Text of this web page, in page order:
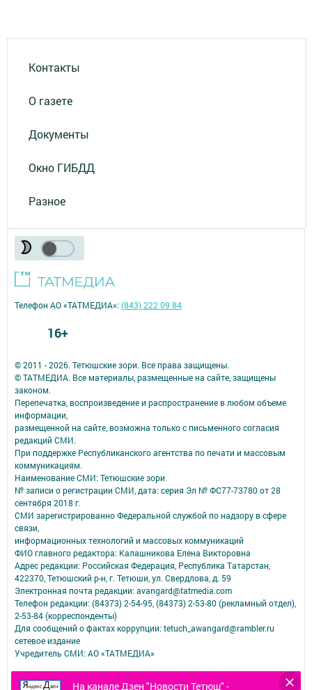
Контакты
О газете
Документы
Окно ГИБДД
Разное
На канале Дзен "Новости Тетюш" -
© 2011 - 2026. Тетюшские зори. Все права защищены.
© ТАТМЕДИА. Все материалы, размещенные на сайте, защищены
законом.
Перепечатка, воспроизведение и распространение в любом объеме
информации,
размещенной на сайте, возможна только с письменного согласия
редакций СМИ.
При поддержке Республиканского агентства по печати и массовым
коммуникациям.
Наименование СМИ: Тетюшские зори
№ записи о регистрации СМИ, дата: серия Эл № ФС77-73780 от 28
сентября 2018 г.
СМИ зарегистрированно Федеральной службой по надзору в сфере
связи,
информационных технологий и массовых коммуникаций
ФИО главного редактора: Калашникова Елена Викторовна
Адрес редакции: Российская Федерация, Республика Татарстан,
422370, Тетюшский р-н, г. Тетюши, ул. Свердлова, д. 59
Электронная почта редакции: avangard@tatmedia.com
Телефон редакции: (84373) 2-54-95, (84373) 2-53-80 (рекламный отдел),
2-53-84 (корреспонденты)
Для сообщений о фактах коррупции: tetuch_awangard@rambler.ru
сетевое издание
Учредитель СМИ: АО «ТАТМЕДИА»
Антикоррупционная политика
Телефон АО «ТАТМЕДИА»:(843) 222 09 84
16+